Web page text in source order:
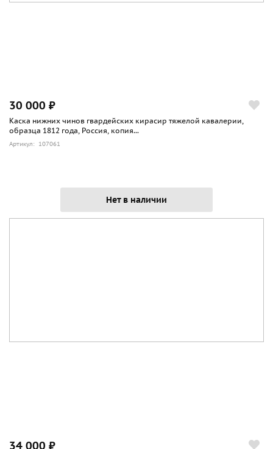
30 000 ₽
Каска нижних чинов гвардейских кирасир тяжелой кавалерии,
образца 1812 года, Россия, копия...
Артикул: 107061
Нет в наличии
34 000 ₽